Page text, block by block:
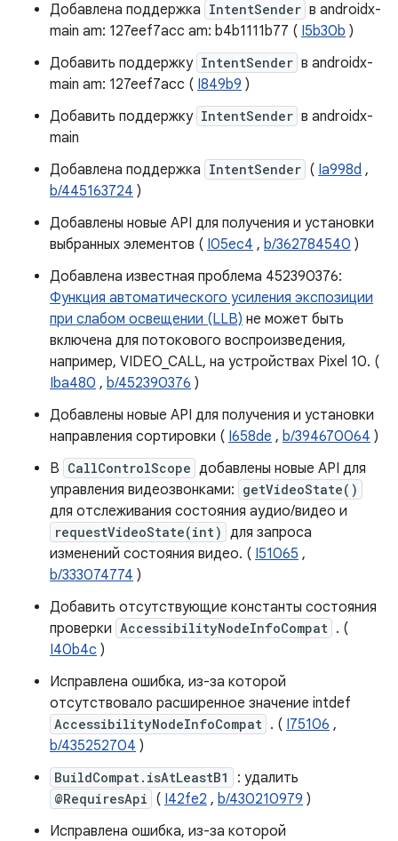
Добавлена ​​поддержка IntentSender в androidx-
main am: 127eef7acc am: b4b1111b77 ( I5b30b )
Добавить поддержку IntentSender в androidx-
main am: 127eef7acc ( I849b9 )
Добавить поддержку IntentSender в androidx-
main
Добавлена ​​поддержка IntentSender ( Ia998d ,
b/445163724 )
Добавлены новые API для получения и установки
выбранных элементов ( I05ec4 , b/362784540 )
Добавлена ​​известная проблема 452390376:
Функция автоматического усиления экспозиции
при слабом освещении (LLB) не может быть
включена для потокового воспроизведения,
например, VIDEO_CALL, на устройствах Pixel 10. (
Iba480 , b/452390376 )
Добавлены новые API для получения и установки
направления сортировки ( I658de , b/394670064 )
В CallControlScope добавлены новые API для
управления видеозвонками: getVideoState()
для отслеживания состояния аудио/видео и
requestVideoState(int) для запроса
изменений состояния видео. ( I51065 ,
b/333074774 )
Добавить отсутствующие константы состояния
проверки AccessibilityNodeInfoCompat . (
I40b4c )
Исправлена ​​ошибка, из-за которой
отсутствовало расширенное значение intdef
AccessibilityNodeInfoCompat . ( I75106 ,
b/435252704 )
BuildCompat.isAtLeastB1 : удалить
@RequiresApi ( I42fe2 , b/430210979 )
Исправлена ​​ошибка, из-за которой